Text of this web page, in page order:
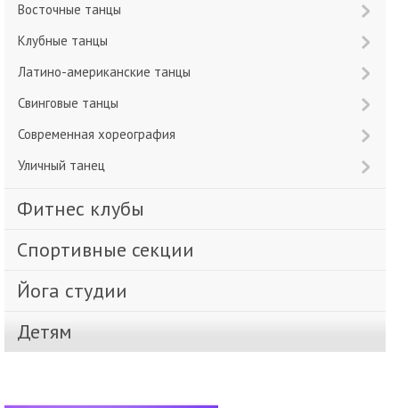
Восточные танцы
Клубные танцы
Латино-американские танцы
Свинговые танцы
Современная хореография
Уличный танец
Фитнес клубы
Спортивные секции
Йога студии
Детям